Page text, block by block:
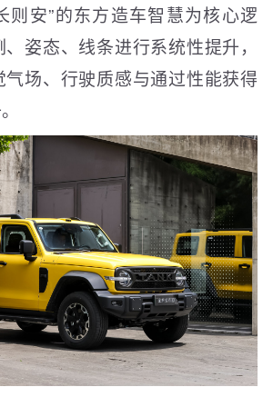
则安”的东方造车智慧为核心逻
姿态、线条进行系统性提升，
场、行驶质感与通过性能获得